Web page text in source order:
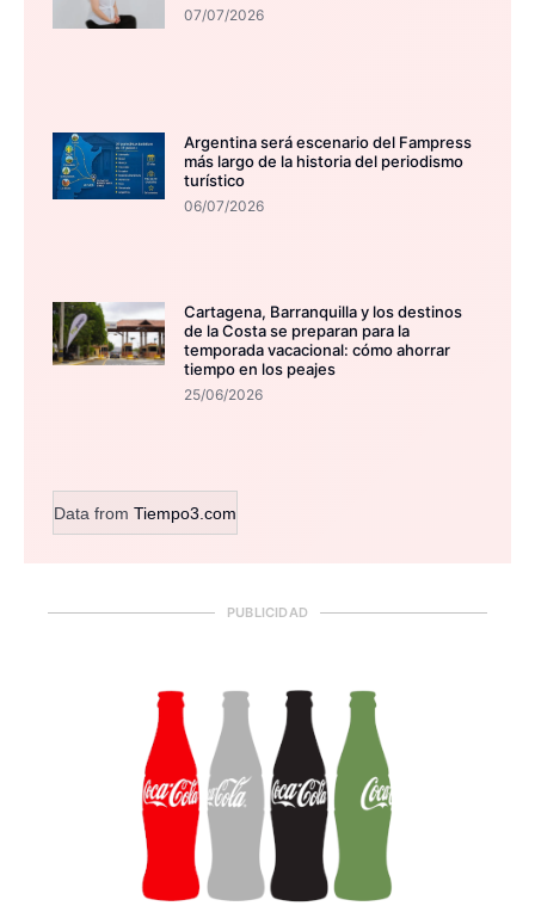
07/07/2026
Argentina será escenario del Fampress
más largo de la historia del periodismo
turístico
06/07/2026
Cartagena, Barranquilla y los destinos
de la Costa se preparan para la
temporada vacacional: cómo ahorrar
tiempo en los peajes
25/06/2026
Data from Tiempo3.com
PUBLICIDAD